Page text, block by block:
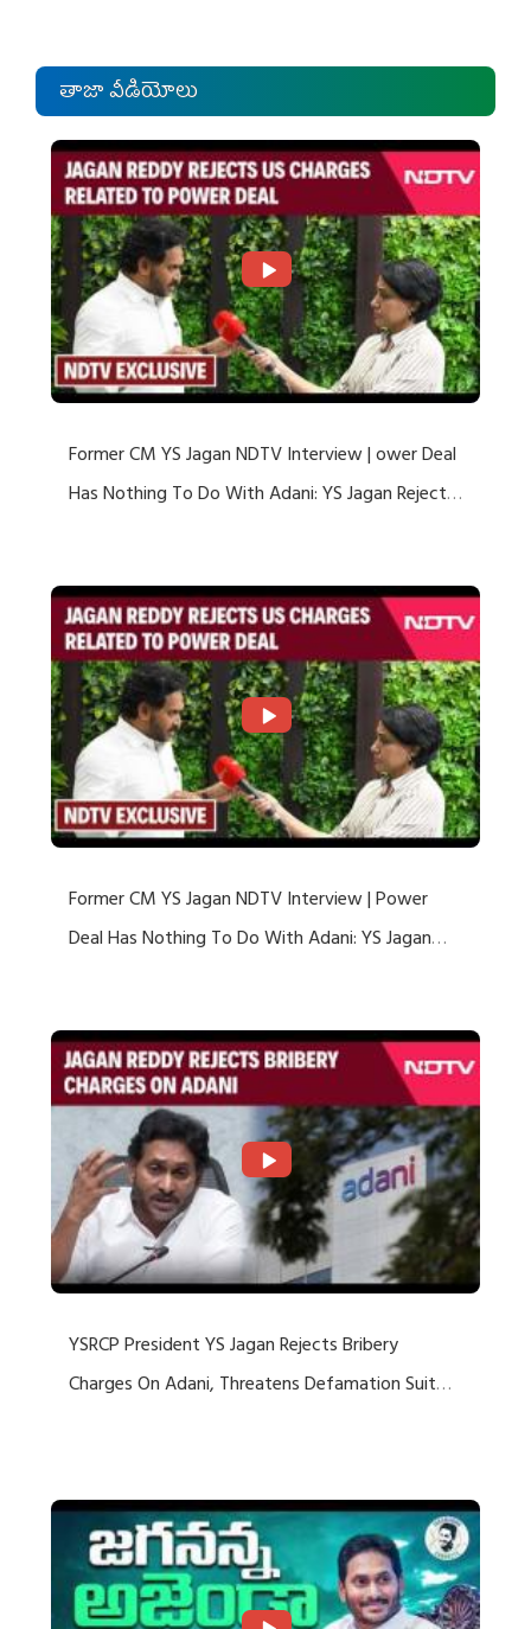
తాజా వీడియోలు
Former CM YS Jagan NDTV Interview | ower Deal
Has Nothing To Do With Adani: YS Jagan Rejects
Former CM YS Jagan NDTV Interview | Power
Deal Has Nothing To Do With Adani: YS Jagan
YSRCP President YS Jagan Rejects Bribery
Charges On Adani, Threatens Defamation Suit